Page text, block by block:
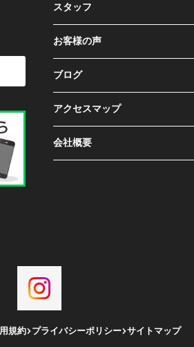
スタッフ
お客様の声
ブログ
アクセスマップ
会社概要
規約 プライバシーポリシー サイトマップ